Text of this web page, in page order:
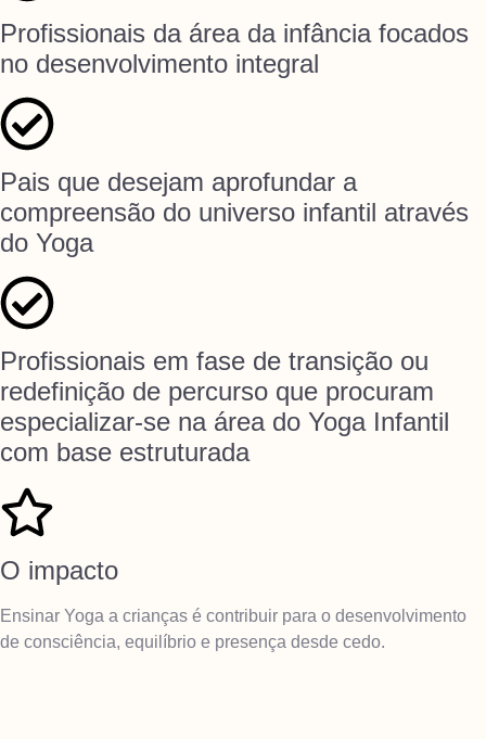
Profissionais da área da infância focados
no desenvolvimento integral
Pais que desejam aprofundar a
compreensão do universo infantil através
do Yoga
Profissionais em fase de transição ou
redefinição de percurso que procuram
especializar-se na área do Yoga Infantil
com base estruturada
O impacto
Ensinar Yoga a crianças é contribuir para o desenvolvimento
de consciência, equilíbrio e presença desde cedo.